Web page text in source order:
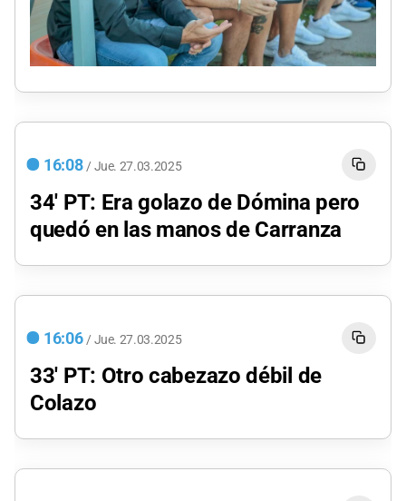
16:08 / Jue. 27.03.2025
34' PT: Era golazo de Dómina pero
quedó en las manos de Carranza
16:06 / Jue. 27.03.2025
33' PT: Otro cabezazo débil de
Colazo